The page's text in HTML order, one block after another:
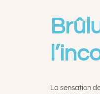
La sensation